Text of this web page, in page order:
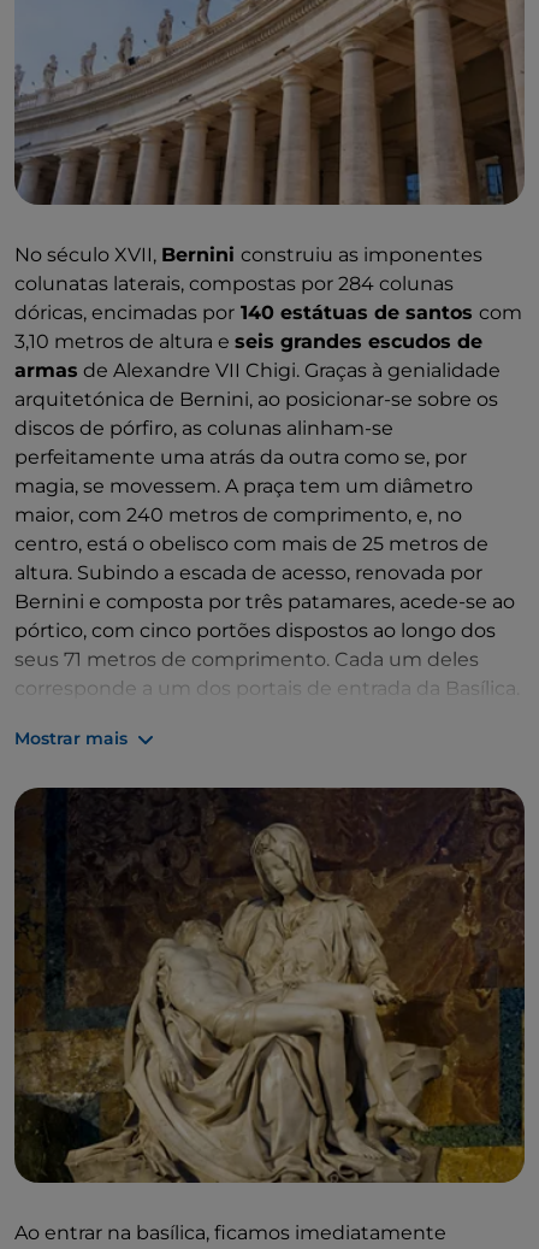
No século XVII, Bernini construiu as imponentes
colunatas laterais, compostas por 284 colunas
dóricas, encimadas por 140 estátuas de santos com
3,10 metros de altura e seis grandes escudos de
armas de Alexandre VII Chigi. Graças à genialidade
arquitetónica de Bernini, ao posicionar-se sobre os
discos de pórfiro, as colunas alinham-se
perfeitamente uma atrás da outra como se, por
magia, se movessem. A praça tem um diâmetro
maior, com 240 metros de comprimento, e, no
centro, está o obelisco com mais de 25 metros de
altura. Subindo a escada de acesso, renovada por
Bernini e composta por três patamares, acede-se ao
pórtico, com cinco portões dispostos ao longo dos
seus 71 metros de comprimento. Cada um deles
corresponde a um dos portais de entrada da Basílica.
Maderno.
Mostrar mais
Ao entrar na basílica, ficamos imediatamente